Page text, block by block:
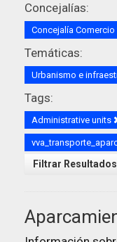
Concejalías:
Concejalía
Temáticas:
Urbanismo e
Tags:
Administrative units
Filtrar Resultados